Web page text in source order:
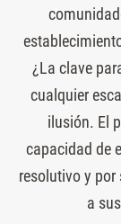
¿La clave
cualquier
ilusión. El
capacidad de
resolutivo y
a